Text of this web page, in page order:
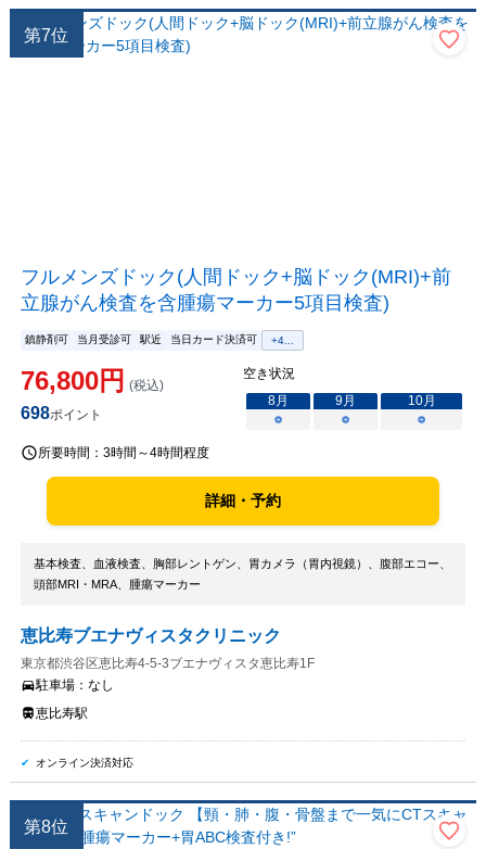
第7位
フルメンズドック(人間ドック+脳ドック(MRI)+前
立腺がん検査を含腫瘍マーカー5項目検査)
鎮静剤可 当月受診可 駅近 当日カード決済可 +4...
76,800円 (税込)
698ポイント
空き状況
8月 9月 10月
○
○ ○
所要時間： 3時間～4時間程度
詳細・予約
基本検査、血液検査、胸部レントゲン、胃カメラ（胃内視鏡）、腹部エコー、
頭部MRI・MRA、腫瘍マーカー
恵比寿ブエナヴィスタクリニック
東京都渋谷区恵比寿4-5-3ブエナヴィスタ恵比寿1F
駐車場： なし
恵比寿駅
オンライン決済対応
第8位